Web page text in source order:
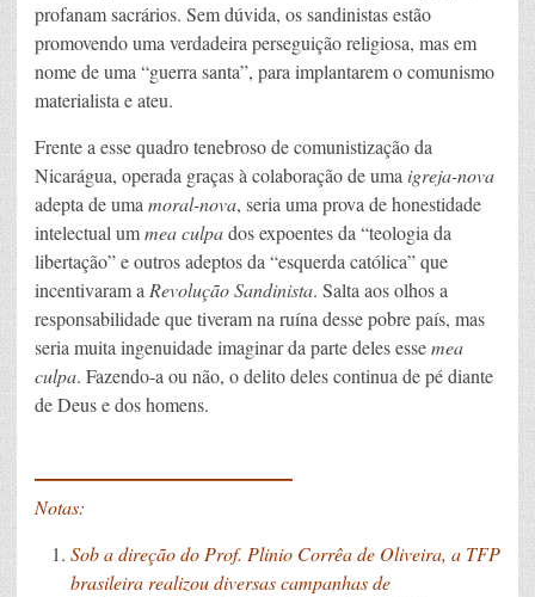
profanam sacrários. Sem dúvida, os sandinistas estão
promovendo uma verdadeira perseguição religiosa, mas em
nome de uma “guerra santa”, para implantarem o comunismo
materialista e ateu.
Frente a esse quadro tenebroso de comunistização da
Nicarágua, operada graças à colaboração de uma igreja-nova
adepta de umamoral-nova, seria uma prova de honestidade
intelectual ummea culpados expoentes da “teologia da
libertação” e outros adeptos da “esquerda católica” que
incentivaram aRevolução Sandinista. Salta aos olhos a
responsabilidade que tiveram na ruína desse pobre país, mas
seria muita ingenuidade imaginar da parte deles essemea
culpa. Fazendo-a ou não, o delito deles continua de pé diante
de Deus e dos homens.
Notas:
Sob a direção do Prof. Plinio Corrêa de Oliveira, a TFP
brasileira realizou diversas campanhas de